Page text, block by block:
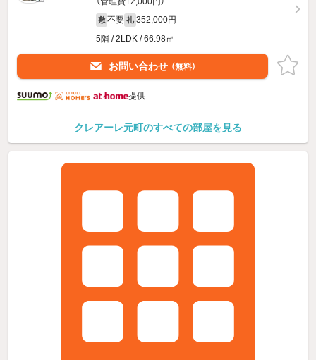
敷 不要 礼 352,000円
5階 / 2LDK / 66.98㎡
お問い合わせ （無料）
提供
クレアーレ元町のすべての部屋を見る